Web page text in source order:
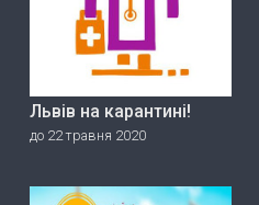
Львів на карантині!
до 22 травня 2020